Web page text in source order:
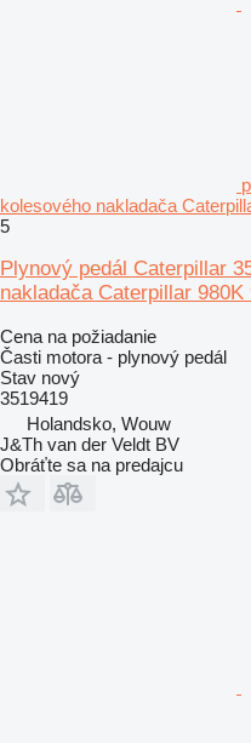
kolesového nakladača
5
Plynový pedál Caterpillar
nakladača Caterpillar
Cena na požiadanie
Časti motora - plynový pedál
Stav nový
3519419
Holandsko, Wouw
J&Th van der Veldt BV
Obráťte sa na predajcu